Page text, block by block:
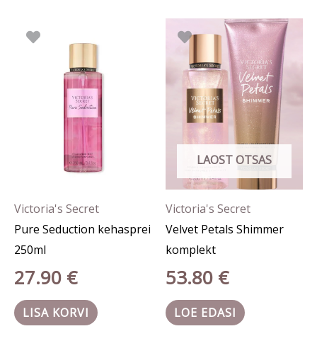
Victoria's Secret
Pure Seduction kehasprei
250ml
27.90 €
LISA KORVI
LAOST OTSAS
Victoria's Secret
Velvet Petals Shimmer
komplekt
53.80 €
LOE EDASI